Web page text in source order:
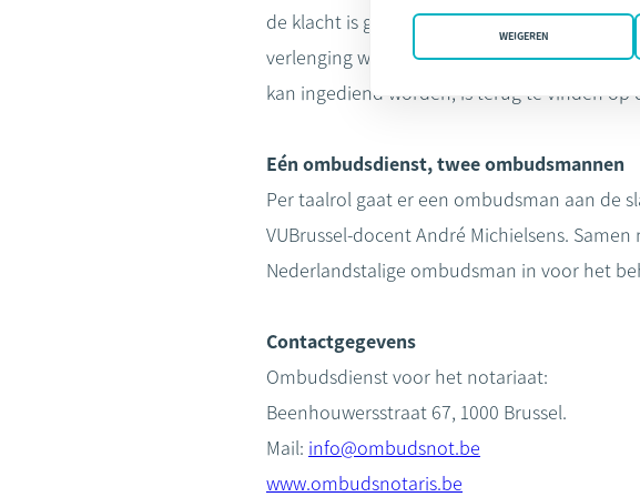
de klacht is gratis en wordt binnen de 90
verlenging worden voorzien. Alle informatie
kan ingediend worden, is terug te vinden op
Eén ombudsdienst, twee ombudsmannen
Per taalrol gaat er een ombudsman aan de
VUBrussel-docent André Michielsens.
Nederlandstalige ombudsman in voor het
Contactgegevens
Ombudsdienst voor het notariaat:
Beenhouwersstraat 67, 1000 Brussel.
Mail: info@ombudsnot.be
www.ombudsnotaris.be
WEIGEREN